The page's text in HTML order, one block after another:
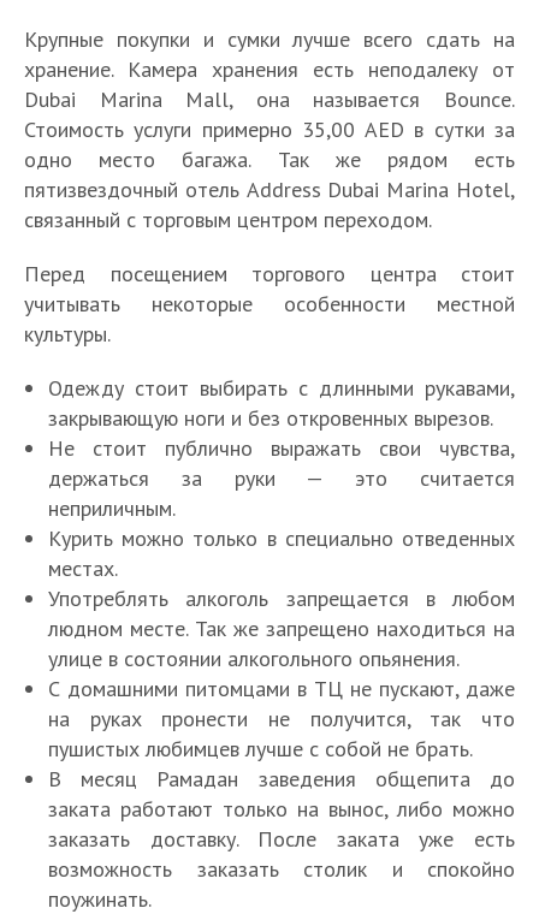
Крупные покупки и сумки лучше всего сдать на
хранение. Камера хранения есть неподалеку от
Dubai Marina Mall, она называется Bounce.
Стоимость услуги примерно 35,00 AED в сутки за
одно место багажа. Так же рядом есть
пятизвездочный отель Address Dubai Marina Hotel,
связанный с торговым центром переходом.
Перед посещением торгового центра стоит
учитывать некоторые особенности местной
культуры.
Одежду стоит выбирать с длинными рукавами,
закрывающую ноги и без откровенных вырезов.
Не стоит публично выражать свои чувства,
держаться за руки — это считается
неприличным.
Курить можно только в специально отведенных
местах.
Употреблять алкоголь запрещается в любом
людном месте. Так же запрещено находиться на
улице в состоянии алкогольного опьянения.
С домашними питомцами в ТЦ не пускают, даже
на руках пронести не получится, так что
пушистых любимцев лучше с собой не брать.
В месяц Рамадан заведения общепита до
заката работают только на вынос, либо можно
заказать доставку. После заката уже есть
возможность заказать столик и спокойно
поужинать.